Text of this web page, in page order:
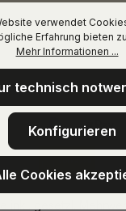
verwendet
Erfahrung bieten
Mehr Informationen ...
technisch
Konfigurieren
Cookies